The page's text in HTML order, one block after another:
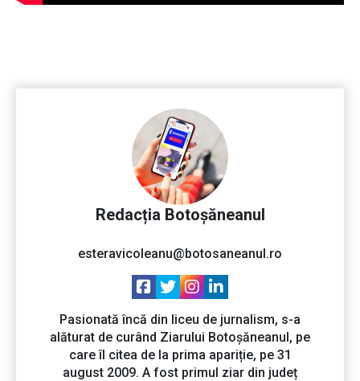
Redacția Botoșăneanul
esteravicoleanu@botosaneanul.ro
Pasionată încă din liceu de jurnalism, s-a
alăturat de curând Ziarului Botoșăneanul, pe
care îl citea de la prima apariție, pe 31
august 2009. A fost primul ziar din județ